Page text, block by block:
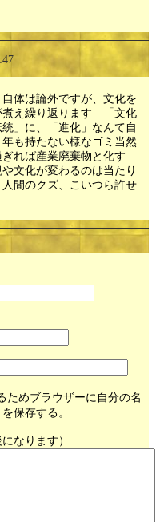
体は論外ですが、文化を
煮え繰り返ります 「文化
」に、「進化」なんて自
も持たない様なゴミ当然
れば産業廃棄物と化す
文化が変わるのは当たり
間のクズ、こいつら許せ
ためブラウザーに自分の名
保存する。